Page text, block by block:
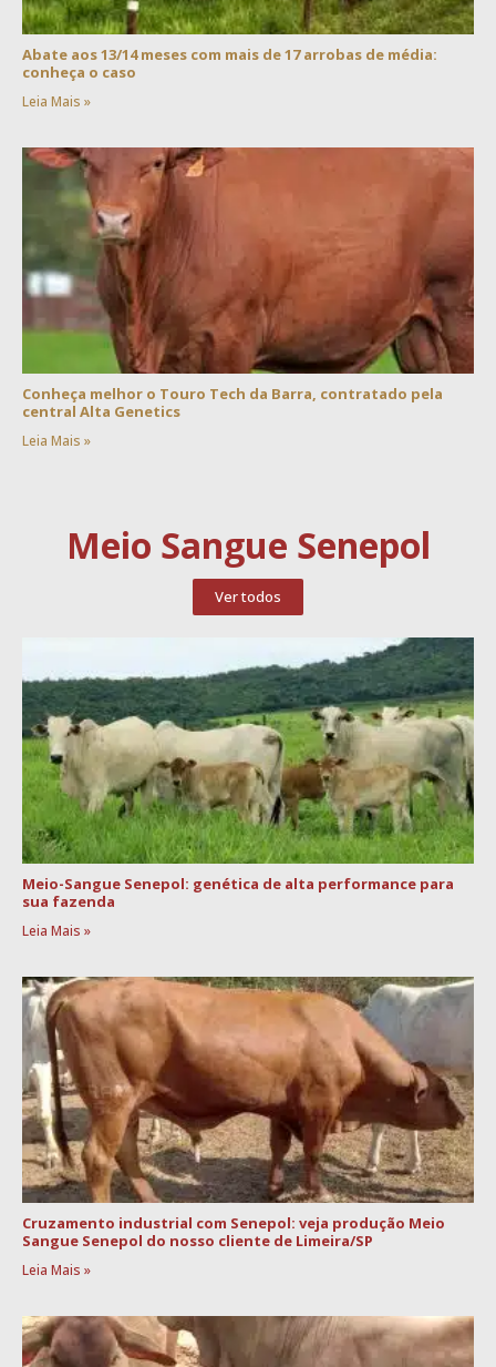
Abate aos 13/14 meses com mais de 17 arrobas de média:
conheça o caso
Leia Mais »
Conheça melhor o Touro Tech da Barra, contratado pela
central Alta Genetics
Leia Mais »
Meio Sangue Senepol
Ver todos
Meio-Sangue Senepol: genética de alta performance para
sua fazenda
Leia Mais »
Cruzamento industrial com Senepol: veja produção Meio
Sangue Senepol do nosso cliente de Limeira/SP
Leia Mais »